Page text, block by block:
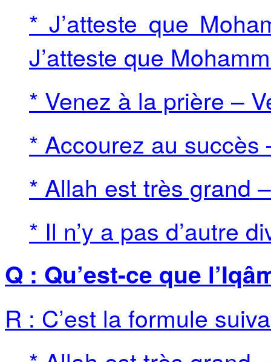
* J’atteste que
J’atteste que
* Venez à la prière –
* Accourez au
* Allah est très grand
* Il n’y a pas d’autre
Q : Qu’est-ce que
R : C’est la formule